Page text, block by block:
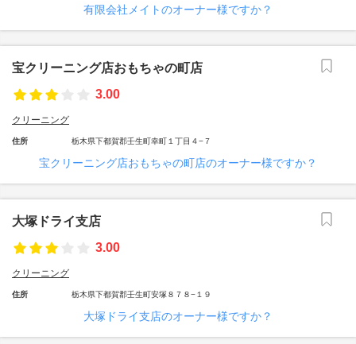
有限会社メイトのオーナー様ですか？
宝クリーニング店おもちゃの町店
3.00
クリーニング
住所 栃木県下都賀郡壬生町幸町１丁目４−７
宝クリーニング店おもちゃの町店のオーナー様ですか？
大塚ドライ支店
3.00
クリーニング
住所 栃木県下都賀郡壬生町安塚８７８−１９
大塚ドライ支店のオーナー様ですか？